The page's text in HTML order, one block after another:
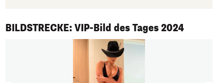
BILDSTRECKE: VIP-Bild des Tages 2024
1/50